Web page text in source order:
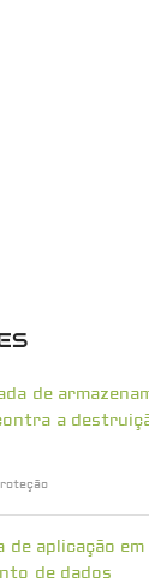
de
a
aplicação em
de dados